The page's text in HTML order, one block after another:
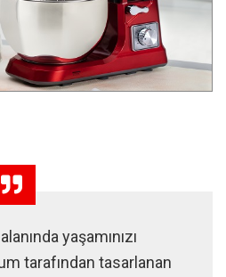
yaşamınızı
tarafından tasarlanan